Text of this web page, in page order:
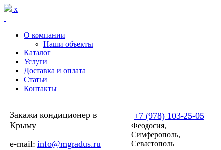
Перейти к основному содержанию
x
О компании
Наши объекты
Каталог
Услуги
Доставка и оплата
Статьи
Контакты
Закажи кондиционер в
Крыму
e-mail: info@mgradus.ru
+7 (978) 103-25-05
Феодосия,
Симферополь,
Севастополь